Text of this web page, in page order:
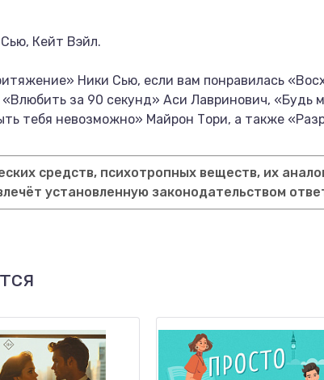
Кейт Вэйл.
Ники Сью, если вам понравилась
за 90 секунд» Аси Лавринович, «Будь
тебя невозможно» Майрон Тори, а также
средств, психотропных веществ, их
установленную законодательством